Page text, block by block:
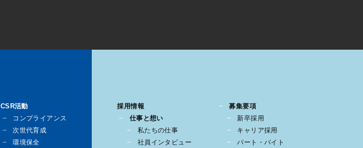
CSR活動
コンプライアンス
次世代育成
環境保全
採用情報
仕事と想い
私たちの仕事
社員インタビュー
募集要項
新卒採用
キャリア採用
パート・バイト